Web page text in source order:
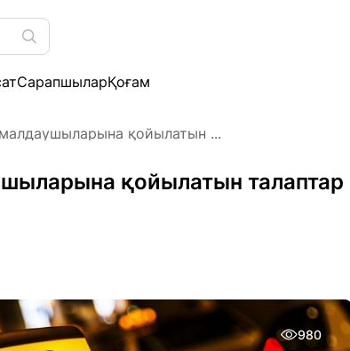
СарапшыларҚоғам
қойылатын ...
қойылатын талаптар
980